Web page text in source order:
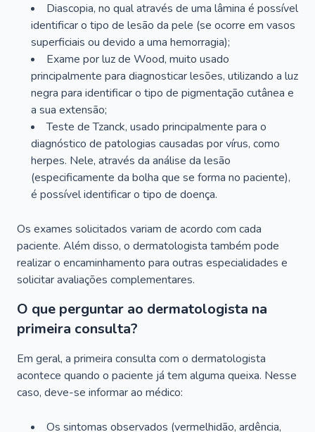
Diascopia, no qual através de uma lâmina é possível
identificar o tipo de lesão da pele (se ocorre em vasos
superficiais ou devido a uma hemorragia);
Exame por luz de Wood, muito usado
principalmente para diagnosticar lesões, utilizando a luz
negra para identificar o tipo de pigmentação cutânea e
a sua extensão;
Teste de Tzanck, usado principalmente para o
diagnóstico de patologias causadas por vírus, como
herpes. Nele, através da análise da lesão
(especificamente da bolha que se forma no paciente),
é possível identificar o tipo de doença.
Os exames solicitados variam de acordo com cada
paciente. Além disso, o dermatologista também pode
realizar o encaminhamento para outras especialidades e
solicitar avaliações complementares.
O que perguntar ao dermatologista na
primeira consulta?
Em geral, a primeira consulta com o dermatologista
acontece quando o paciente já tem alguma queixa. Nesse
caso, deve-se informar ao médico:
Os sintomas observados (vermelhidão, ardência,